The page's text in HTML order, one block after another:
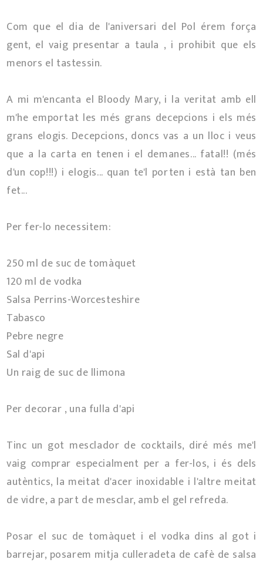
Com que el dia de l'aniversari del Pol érem força
gent, el vaig presentar a taula , i prohibit que els
menors el tastessin.
A mi m'encanta el Bloody Mary, i la veritat amb ell
m'he emportat les més grans decepcions i els més
grans elogis. Decepcions, doncs vas a un lloc i veus
que a la carta en tenen i el demanes... fatal!! (més
d'un cop!!!) i elogis... quan te'l porten i està tan ben
fet...
Per fer-lo necessitem:
250 ml de suc de tomàquet
120 ml de vodka
Salsa Perrins-Worcesteshire
Tabasco
Pebre negre
Sal d'api
Un raig de suc de llimona
Per decorar , una fulla d'api
Tinc un got mesclador de cocktails, diré més me'l
vaig comprar especialment per a fer-los, i és dels
autèntics, la meitat d'acer inoxidable i l'altre meitat
de vidre, a part de mesclar, amb el gel refreda.
Posar el suc de tomàquet i el vodka dins al got i
barrejar, posarem mitja culleradeta de cafè de salsa